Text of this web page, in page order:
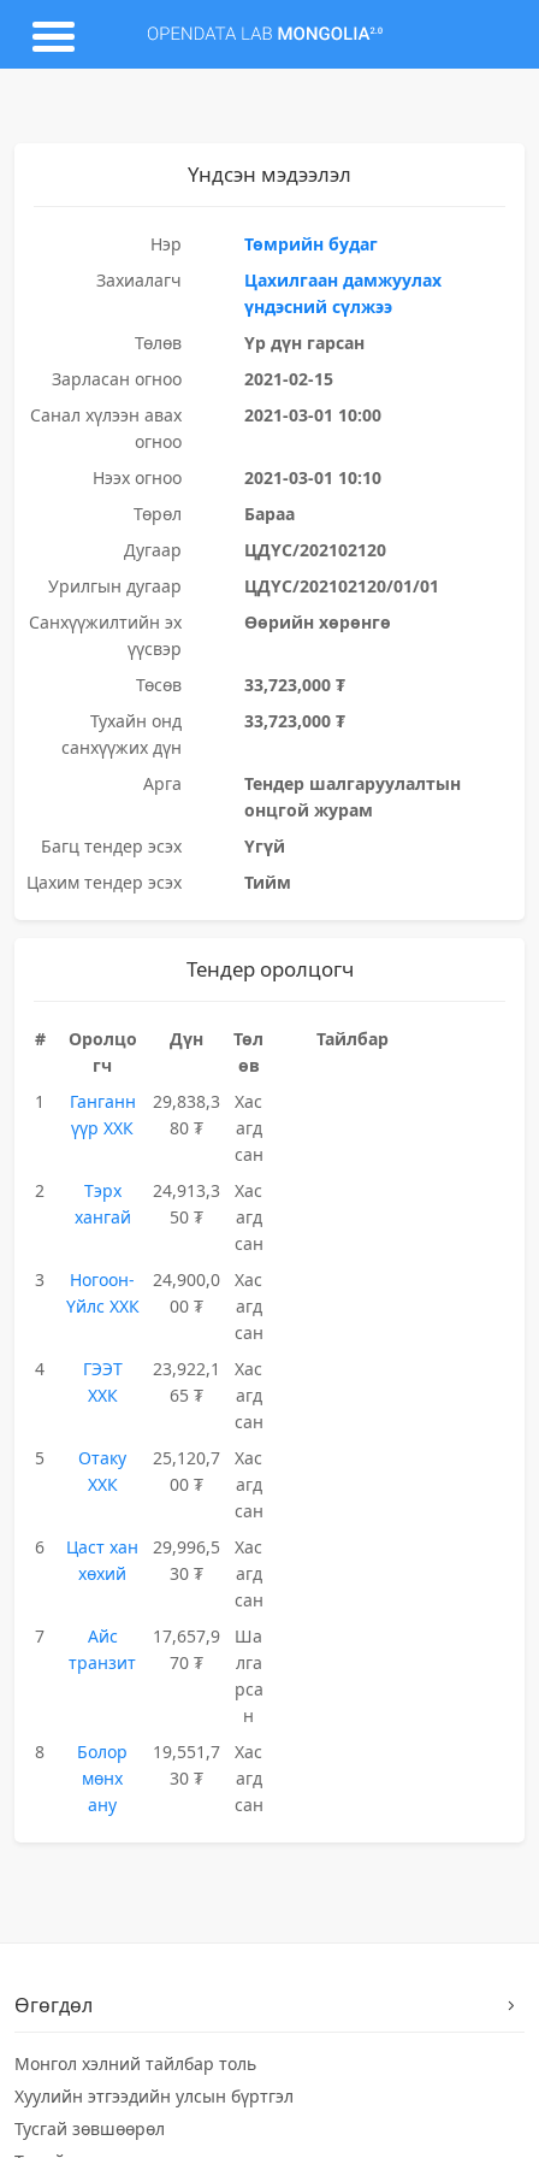
Үндсэн мэдээлэл
Нэр
Төмрийн будаг
Захиалагч
Цахилгаан дамжуулах
үндэсний сүлжээ
Төлөв
Үр дүн гарсан
Зарласан огноо
2021-02-15
Санал хүлээн авах
огноо
2021-03-01 10:00
Нээх огноо
2021-03-01 10:10
Төрөл
Бараа
Дугаар
ЦДҮС/202102120
Урилгын дугаар
ЦДҮС/202102120/01/01
Санхүүжилтийн эх
үүсвэр
Өөрийн хөрөнгө
Төсөв
33,723,000 ₮
Тухайн онд
санхүүжих дүн
33,723,000 ₮
Арга
Тендер шалгаруулалтын
онцгой журам
Багц тендер эсэх
Үгүй
Цахим тендер эсэх
Тийм
Тендер оролцогч
#
Оролцо
гч
Дүн
Төл
өв
Тайлбар
1
Ганганн
үүр ХХК
29,838,3
80 ₮
Хас
агд
сан
2
Тэрх
хангай
24,913,3
50 ₮
Хас
агд
сан
3
Ногоон-
Үйлс ХХК
24,900,0
00 ₮
Хас
агд
сан
4
ГЭЭТ
ХХК
23,922,1
65 ₮
Хас
агд
сан
5
Отаку
ХХК
25,120,7
00 ₮
Хас
агд
сан
6
Цаст хан
хөхий
29,996,5
30 ₮
Хас
агд
сан
7
Айс
транзит
17,657,9
70 ₮
Ша
лга
рса
н
8
Болор
мөнх
ану
19,551,7
30 ₮
Хас
агд
сан
Өгөгдөл
Монгол хэлний тайлбар толь
Хуулийн этгээдийн улсын бүртгэл
Тусгай зөвшөөрөл